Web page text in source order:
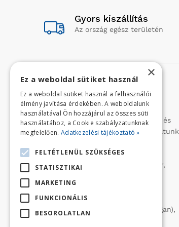
Gyors kiszállítás
Az ország egész területén
Rólunk
Profilunk a mezőgazdasági, kerti
kisgépek és egyéb iparcikkek kis- és
nagykereskedelme. 1991 óta folytatunk
Olaszországból származó
vízszivattyúkat (DAB, Tesla, Leader,
robbanómotoros fűnyírókat kerti
traktorokat (MTD, Husqvarna),
permetezőket (CIFARELLI, Dal Degan),
×
Ez a weboldal sütiket használ
Ez a weboldal sütiket használ a felhasználói
élmény javítása érdekében. A weboldalunk
használatával Ön hozzájárul az összes süti
használatához, a Cookie szabályzatunknak
megfelelően. Adatkezelési tájékoztató »
FELTÉTLENÜL SZÜKSÉGES
STATISZTIKAI
MARKETING
FUNKCIONÁLIS
BESOROLATLAN